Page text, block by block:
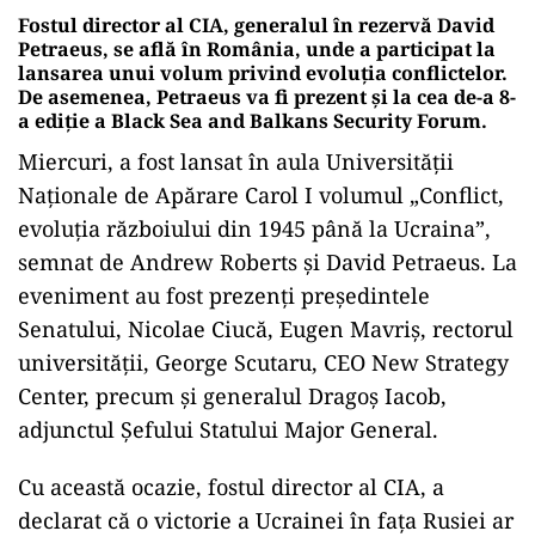
Fostul director al CIA, generalul în rezervă David
Petraeus, se află în România, unde a participat la
lansarea unui volum privind evoluția conflictelor.
De asemenea, Petraeus va fi prezent și la cea de-a 8-
a ediție a Black Sea and Balkans Security Forum.
Miercuri, a fost lansat în aula Universităţii
Naționale de Apărare Carol I volumul „Conflict,
evoluţia războiului din 1945 până la Ucraina”,
semnat de Andrew Roberts şi David Petraeus. La
eveniment au fost prezenţi preşedintele
Senatului, Nicolae Ciucă, Eugen Mavriş, rectorul
universităţii, George Scutaru, CEO New Strategy
Center, precum și generalul Dragoş Iacob,
adjunctul Şefului Statului Major General.
Cu această ocazie, fostul director al CIA, a
declarat că o victorie a Ucrainei în faţa Rusiei ar